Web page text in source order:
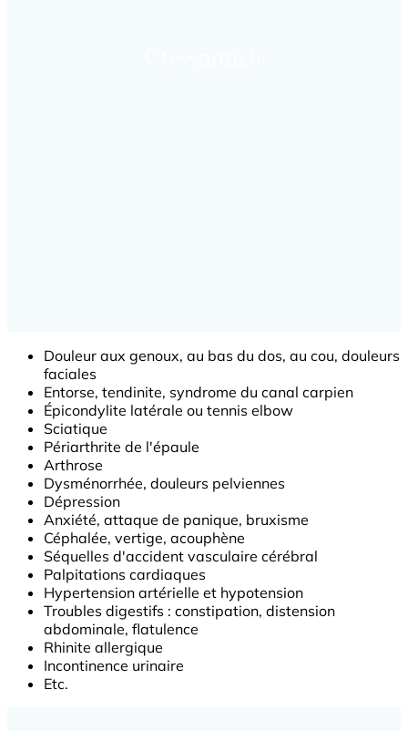
Douleur aux genoux, au bas du dos, au cou, douleurs
faciales
Entorse, tendinite, syndrome du canal carpien
Épicondylite latérale ou tennis elbow
Sciatique
Périarthrite de l'épaule
Arthrose
Dysménorrhée, douleurs pelviennes
Dépression
Anxiété, attaque de panique, bruxisme
Céphalée, vertige, acouphène
Séquelles d'accident vasculaire cérébral
Palpitations cardiaques
Hypertension artérielle et hypotension
Troubles digestifs : constipation, distension
abdominale, flatulence
Rhinite allergique
Incontinence urinaire
Etc.